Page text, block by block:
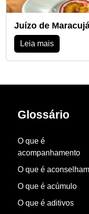
Juízo de
Leia mais
Glossário
O que é
acompanhamento
O que é
O que é acúmulo
O que é aditivos